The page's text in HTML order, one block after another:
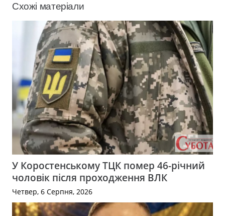
Схожі матеріали
У Коростенському ТЦК помер 46-річний
чоловік після проходження ВЛК
Четвер, 6 Серпня, 2026